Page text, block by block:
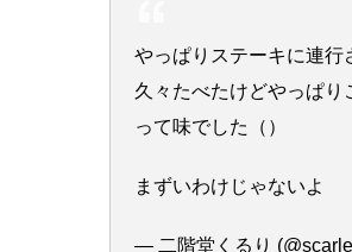
やっぱりステーキに連行
久々たべたけどやっぱり
って味でした（）
まずいわけじゃないよ
— 二階堂くるり